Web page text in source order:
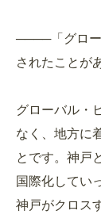
────「グロー
されたことが
グローバル・
なく、地方に
とです。神戸
国際化してい
神戸がクロス